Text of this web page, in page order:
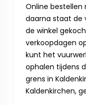
Online
daarna staat de
de winkel
verkoopdagen
kunt het
ophalen tijdens
grens in
Kaldenkirchen,